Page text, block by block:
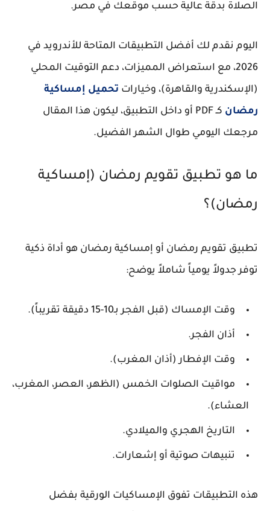
الصلاة بدقة عالية حسب موقعك في مصر.
اليوم نقدم لك أفضل التطبيقات المتاحة للأندرويد في
2026، مع استعراض المميزات، دعم التوقيت المحلي
(الإسكندرية والقاهرة)، وخيارات تحميل إمساكية
رمضان
كـ PDF أو داخل التطبيق، ليكون هذا المقال
مرجعك اليومي طوال الشهر الفضيل.
ما هو تطبيق تقويم رمضان (إمساكية
رمضان)؟
تطبيق تقويم رمضان أو إمساكية رمضان هو أداة ذكية
توفر جدولاً يومياً شاملاً يوضح:
وقت الإمساك (قبل الفجر بـ10-15 دقيقة تقريباً).
أذان الفجر.
وقت الإفطار (أذان المغرب).
مواقيت الصلوات الخمس (الظهر، العصر، المغرب،
العشاء).
التاريخ الهجري والميلادي.
تنبيهات صوتية أو إشعارات.
هذه التطبيقات تفوق الإمساكيات الورقية بفضل